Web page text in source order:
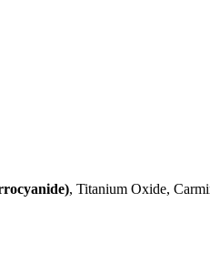
, Titanium Oxide,